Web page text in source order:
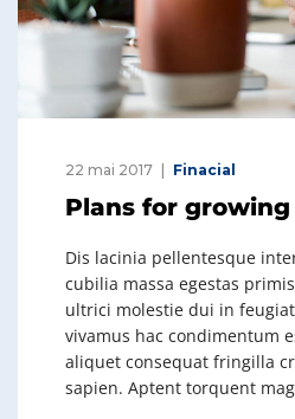
22 mai 2017 Finacial
Plans for growing
Dis lacinia pellentesque
cubilia massa egestas
ultrici molestie dui in
vivamus hac condimentum
aliquet consequat fringilla
sapien. Aptent torquent